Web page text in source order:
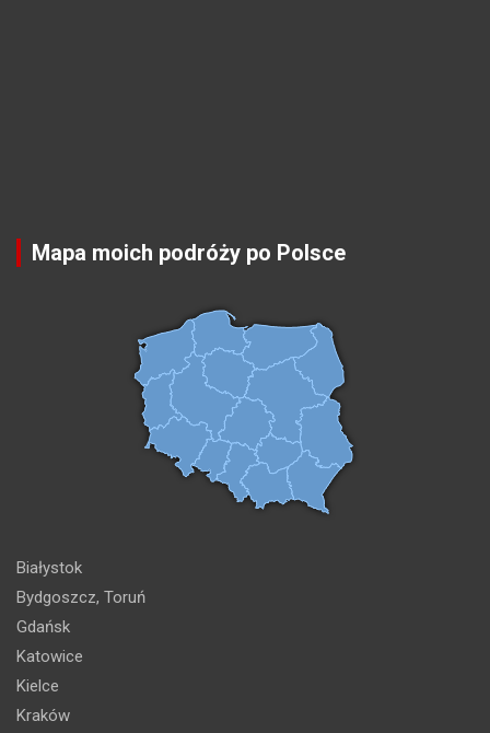
Mapa moich podróży po Polsce
Białystok
Bydgoszcz, Toruń
Gdańsk
Katowice
Kielce
Kraków